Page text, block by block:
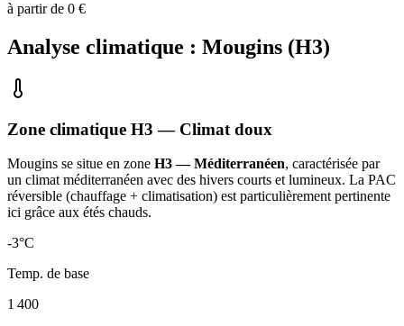
à partir de 0 €
Analyse climatique : Mougins (H3)
Zone climatique H3 — Climat doux
Mougins se situe en zone H3 — Méditerranéen, caractérisée par
un climat méditerranéen avec des hivers courts et lumineux. La PAC
réversible (chauffage + climatisation) est particulièrement pertinente
ici grâce aux étés chauds.
-3°C
Temp. de base
1 400